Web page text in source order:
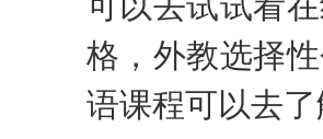
格，外教选择
语课程可以去了